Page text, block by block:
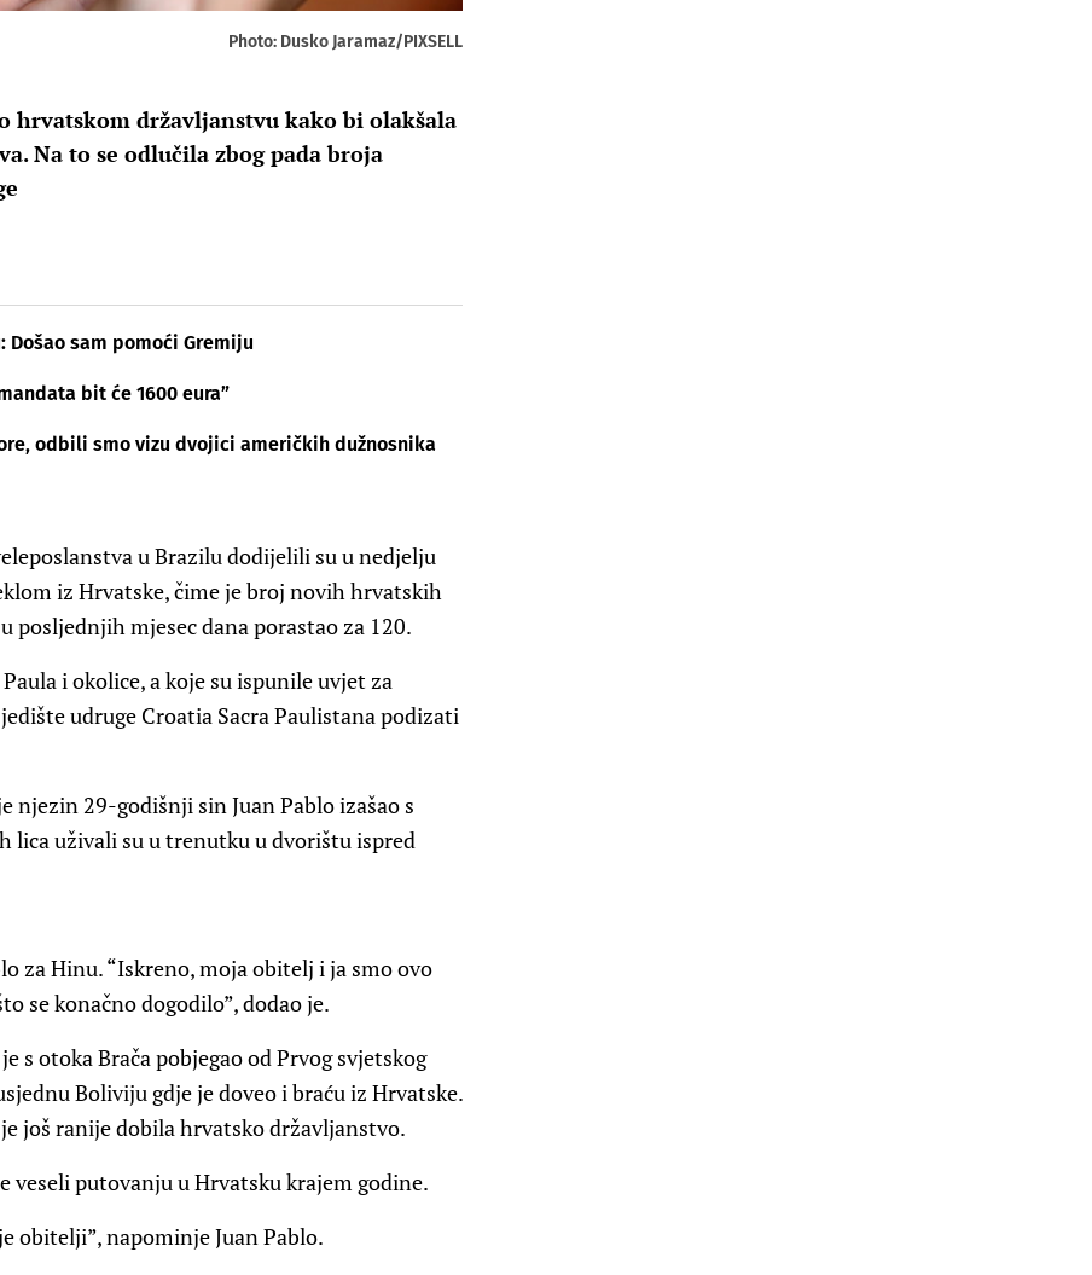
Photo: Dusko Jaramaz/PIXSELL
hrvatskom državljanstvu kako bi olakšala
Na to se odlučila zbog pada broja
sam pomoći Gremiju
bit će 1600 eura”
odbili smo vizu dvojici američkih dužnosnika
u Brazilu dodijelili su u nedjelju
iz Hrvatske, čime je broj novih hrvatskih
mjesec dana porastao za 120.
i okolice, a koje su ispunile uvjet za
udruge Croatia Sacra Paulistana podizati
njezin 29-godišnji sin Juan Pablo izašao s
lica uživali su u trenutku u dvorištu ispred
za Hinu. “Iskreno, moja obitelj i ja smo ovo
se konačno dogodilo”, dodao je.
s otoka Brača pobjegao od Prvog svjetskog
Boliviju gdje je doveo i braću iz Hrvatske.
još ranije dobila hrvatsko državljanstvo.
veseli putovanju u Hrvatsku krajem godine.
obitelji”, napominje Juan Pablo.